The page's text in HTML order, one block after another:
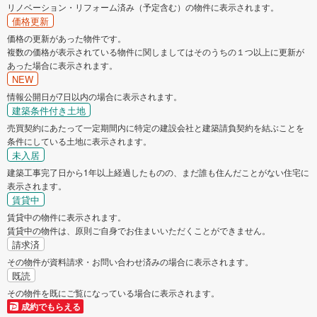
リノベーション・リフォーム済み（予定含む）の物件に表示されます。
価格更新
価格の更新があった物件です。
複数の価格が表示されている物件に関しましてはそのうちの１つ以上に更新が
あった場合に表示されます。
NEW
情報公開日が7日以内の場合に表示されます。
建築条件付き土地
売買契約にあたって一定期間内に特定の建設会社と建築請負契約を結ぶことを
条件にしている土地に表示されます。
未入居
建築工事完了日から1年以上経過したものの、まだ誰も住んだことがない住宅に
表示されます。
賃貸中
賃貸中の物件に表示されます。
賃貸中の物件は、原則ご自身でお住まいいただくことができません。
請求済
その物件が資料請求・お問い合わせ済みの場合に表示されます。
既読
その物件を既にご覧になっている場合に表示されます。
成約でもらえる